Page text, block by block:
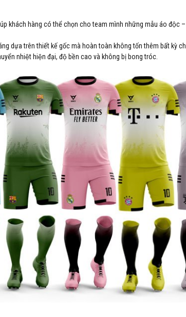
khách hàng có thể chọn cho team mình những mẫu áo độc
dựa trên thiết kế gốc mà hoàn toàn không tốn thêm bất kỳ
nhiệt hiện đại, độ bền cao và không bị bong tróc.